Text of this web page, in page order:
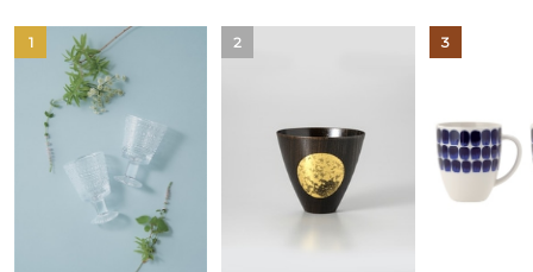
1 2 3